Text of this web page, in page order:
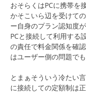
おそらくはPCに携帯を
かそこいら辺を受けて
ー自身のプラン認知度
PCと接続して利用する
の責任で料金関係を確
はユーザー側の問題で
とまぁそういう冷たい
に接続しての定額制は